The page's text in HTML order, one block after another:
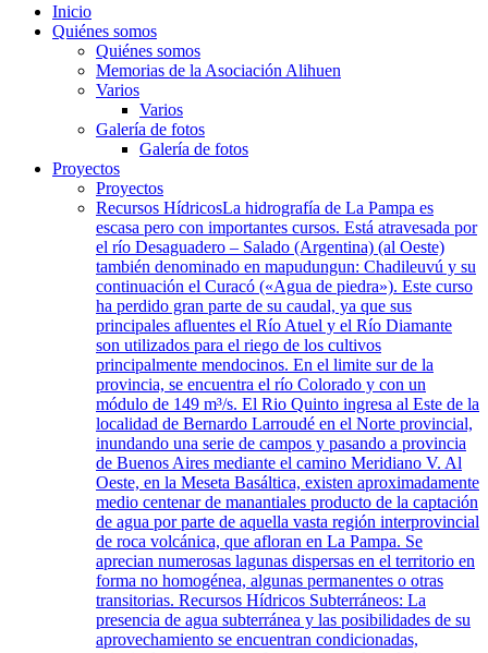
Inicio
Quiénes somos
Quiénes somos
Memorias de la Asociación Alihuen
Varios
Varios
Galería de fotos
Galería de fotos
Proyectos
Proyectos
Recursos HídricosLa hidrografía de La Pampa es
escasa pero con importantes cursos. Está atravesada por
el río Desaguadero – Salado (Argentina) (al Oeste)
también denominado en mapudungun: Chadileuvú y su
continuación el Curacó («Agua de piedra»). Este curso
ha perdido gran parte de su caudal, ya que sus
principales afluentes el Río Atuel y el Río Diamante
son utilizados para el riego de los cultivos
principalmente mendocinos. En el limite sur de la
provincia, se encuentra el río Colorado y con un
módulo de 149 m³/s. El Rio Quinto ingresa al Este de la
localidad de Bernardo Larroudé en el Norte provincial,
inundando una serie de campos y pasando a provincia
de Buenos Aires mediante el camino Meridiano V. Al
Oeste, en la Meseta Basáltica, existen aproximadamente
medio centenar de manantiales producto de la captación
de agua por parte de aquella vasta región interprovincial
de roca volcánica, que afloran en La Pampa. Se
aprecian numerosas lagunas dispersas en el territorio en
forma no homogénea, algunas permanentes o otras
transitorias. Recursos Hídricos Subterráneos: La
presencia de agua subterránea y las posibilidades de su
aprovechamiento se encuentran condicionadas,